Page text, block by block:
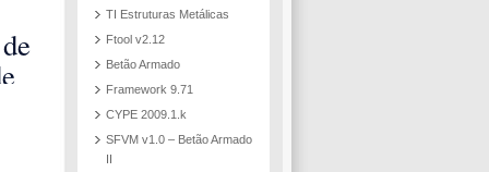
TI Estruturas Metálicas
Ftool v2.12
Betão Armado
Framework 9.71
CYPE 2009.1.k
SFVM v1.0 – Betão Armado
II